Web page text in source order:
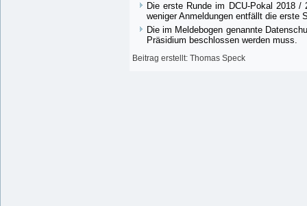
Die erste Runde im DCU-Pokal 2018
weniger Anmeldungen entfällt die erste
Die im Meldebogen genannte
Präsidium beschlossen werden muss.
Beitrag erstellt: Thomas Speck